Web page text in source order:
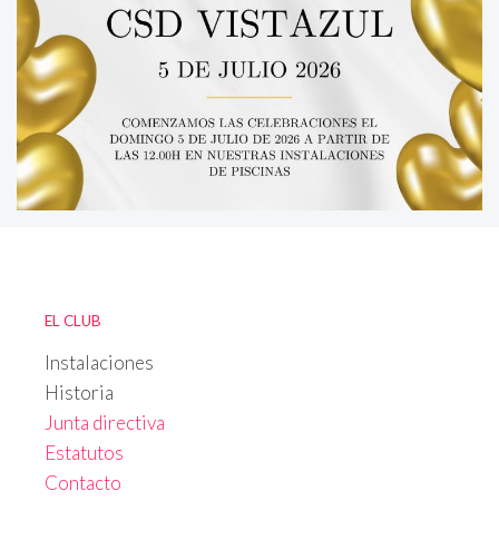
EL CLUB
Instalaciones
Historia
Junta directiva
Estatutos
Contacto